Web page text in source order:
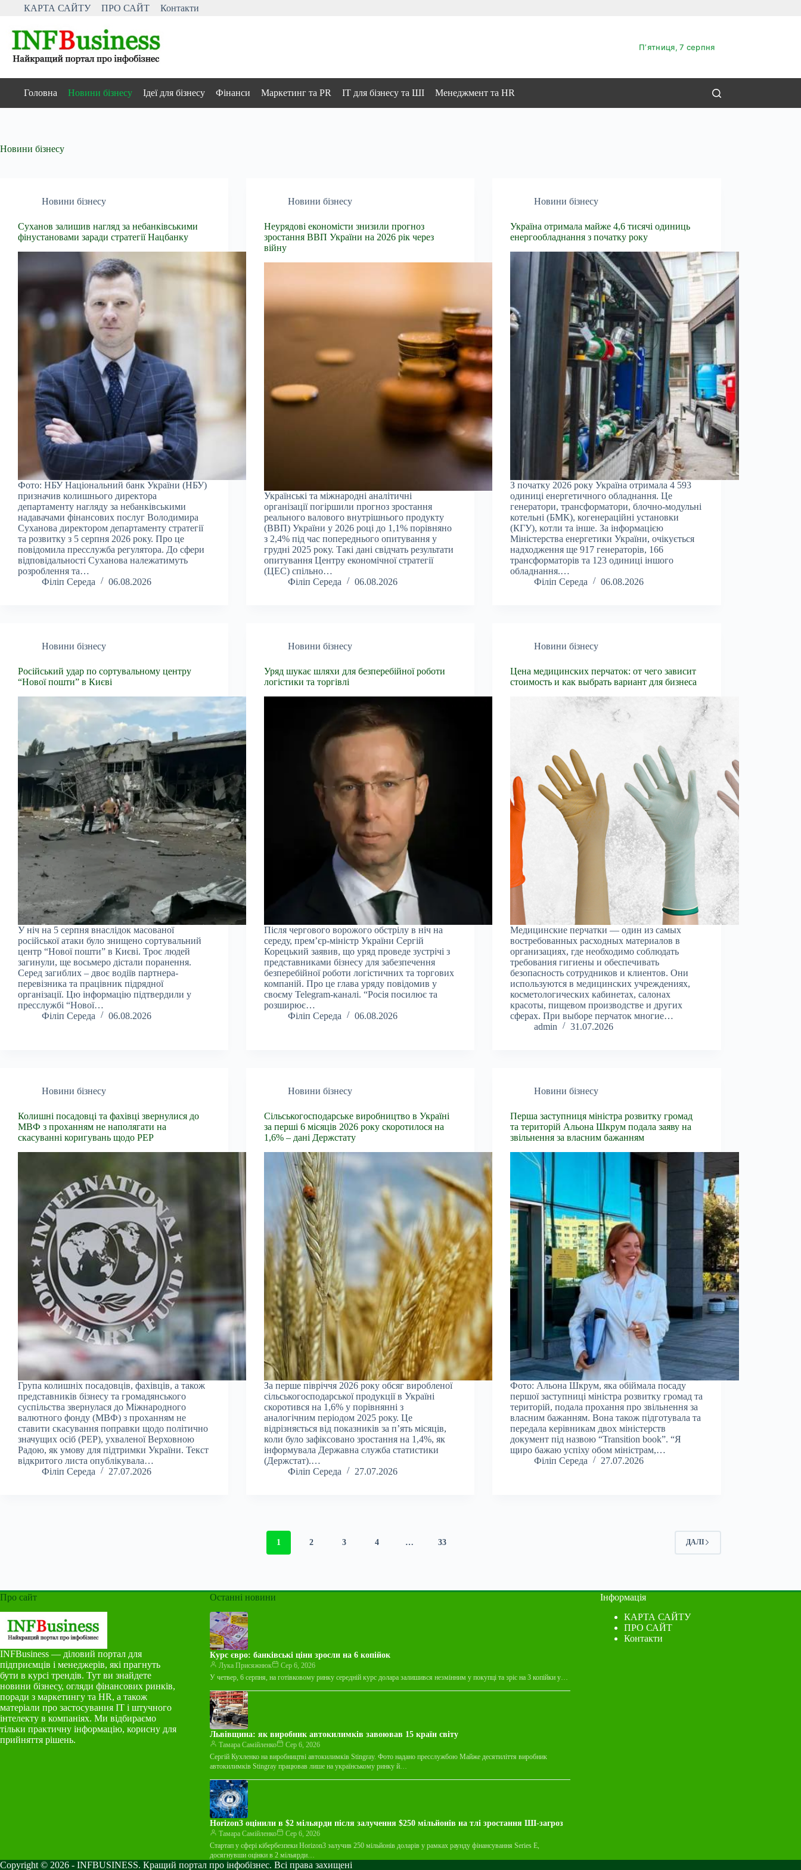
ПерейтиКАРТА САЙТУ ПРО САЙТ Контакти
Пʼятниця, 7 серпня
Головна Новини бізнесу Ідеї для бізнесу Фінанси Маркетинг та PR IT для бізнесу та ШІ Менеджмент та HR
Новини бізнесу
Новини бізнесу
Суханов залишив нагляд за небанківськими
фінустановами заради стратегії Нацбанку
Фото: НБУ Національний банк України (НБУ)
призначив колишнього директора
департаменту нагляду за небанківськими
надавачами фінансових послуг Володимира
Суханова директором департаменту стратегії
та розвитку з 5 серпня 2026 року. Про це
повідомила пресслужба регулятора. До сфери
відповідальності Суханова належатимуть
розроблення та…
Філіп Середа
06.08.2026
Новини бізнесу
Неурядові економісти знизили прогноз
зростання ВВП України на 2026 рік через
війну
Українські та міжнародні аналітичні
організації погіршили прогноз зростання
реального валового внутрішнього продукту
(ВВП) України у 2026 році до 1,1% порівняно
з 2,4% під час попереднього опитування у
грудні 2025 року. Такі дані свідчать результати
опитування Центру економічної стратегії
(ЦЕС) спільно…
Філіп Середа
06.08.2026
Новини бізнесу
Україна отримала майже 4,6 тисячі одиниць
енергообладнання з початку року
З початку 2026 року Україна отримала 4 593
одиниці енергетичного обладнання. Це
генератори, трансформатори, блочно-модульні
котельні (БМК), когенераційні установки
(КГУ), котли та інше. За інформацією
Міністерства енергетики України, очікується
надходження ще 917 генераторів, 166
трансформаторів та 123 одиниці іншого
обладнання.…
Філіп Середа
06.08.2026
Новини бізнесу
Російський удар по сортувальному центру
“Нової пошти” в Києві
У ніч на 5 серпня внаслідок масованої
російської атаки було знищено сортувальний
центр “Нової пошти” в Києві. Троє людей
загинули, ще восьмеро дістали поранення.
Серед загиблих – двоє водіїв партнера-
перевізника та працівник підрядної
організації. Цю інформацію підтвердили у
пресслужбі “Нової…
Філіп Середа
06.08.2026
Новини бізнесу
Уряд шукає шляхи для безперебійної роботи
логістики та торгівлі
Після чергового ворожого обстрілу в ніч на
середу, прем’єр-міністр України Сергій
Корецький заявив, що уряд проведе зустрічі з
представниками бізнесу для забезпечення
безперебійної роботи логістичних та торгових
компаній. Про це глава уряду повідомив у
своєму Telegram-каналі. “Росія посилює та
розширює…
Філіп Середа
06.08.2026
Новини бізнесу
Цена медицинских перчаток: от чего зависит
стоимость и как выбрать вариант для бизнеса
Медицинские перчатки — один из самых
востребованных расходных материалов в
организациях, где необходимо соблюдать
требования гигиены и обеспечивать
безопасность сотрудников и клиентов. Они
используются в медицинских учреждениях,
косметологических кабинетах, салонах
красоты, пищевом производстве и других
сферах. При выборе перчаток многие…
admin
31.07.2026
Новини бізнесу
Колишні посадовці та фахівці звернулися до
МВФ з проханням не наполягати на
скасуванні коригувань щодо PEP
Група колишніх посадовців, фахівців, а також
представників бізнесу та громадянського
суспільства звернулася до Міжнародного
валютного фонду (МВФ) з проханням не
ставити скасування поправки щодо політично
значущих осіб (PEP), ухваленої Верховною
Радою, як умову для підтримки України. Текст
відкритого листа опублікувала…
Філіп Середа
27.07.2026
Новини бізнесу
Сільськогосподарське виробництво в Україні
за перші 6 місяців 2026 року скоротилося на
1,6% – дані Держстату
За перше півріччя 2026 року обсяг виробленої
сільськогосподарської продукції в Україні
скоротився на 1,6% у порівнянні з
аналогічним періодом 2025 року. Це
відрізняється від показників за п’ять місяців,
коли було зафіксовано зростання на 1,4%, як
інформувала Державна служба статистики
(Держстат).…
Філіп Середа
27.07.2026
Новини бізнесу
Перша заступниця міністра розвитку громад
та територій Альона Шкрум подала заяву на
звільнення за власним бажанням
Фото: Альона Шкрум, яка обіймала посаду
першої заступниці міністра розвитку громад та
територій, подала прохання про звільнення за
власним бажанням. Вона також підготувала та
передала керівникам двох міністерств
документ під назвою “Transition book”. “Я
щиро бажаю успіху обом міністрам,…
Філіп Середа
27.07.2026
1 2 3 4 … 33 ДАЛІ
Про сайт
INFBusiness — діловий портал для
підприємців і менеджерів, які прагнуть
бути в курсі трендів. Тут ви знайдете
новини бізнесу, огляди фінансових ринків,
поради з маркетингу та HR, а також
матеріали про застосування ІТ і штучного
інтелекту в компаніях. Ми відбираємо
тільки практичну інформацію, корисну для
прийняття рішень.
Останні новини
Курс євро: банківські ціни зросли на 6 копійок
Лука Присяжнюк
Сер 6, 2026
У четвер, 6 серпня, на готівковому ринку середній курс долара залишився незмінним у покупці та зріс на 3 копійки у…
Львівщина: як виробник автокилимків завоював 15 країн світу
Тамара Самійленко
Сер 6, 2026
Сергій Кухленко на виробництві автокилимків Stingray. Фото надано пресслужбою Майже десятиліття виробник
автокилимків Stingray працював лише на українському ринку й…
Horizon3 оцінили в $2 мільярди після залучення $250 мільйонів на тлі зростання ШІ-загроз
Тамара Самійленко
Сер 6, 2026
Стартап у сфері кібербезпеки Horizon3 залучив 250 мільйонів доларів у рамках раунду фінансування Series E,
досягнувши оцінки в 2 мільярди…
Інформація
КАРТА САЙТУ
ПРО САЙТ
Контакти
Copyright © 2026 - INFBUSINESS. Кращий портал про інфобізнес. Всі права захищені